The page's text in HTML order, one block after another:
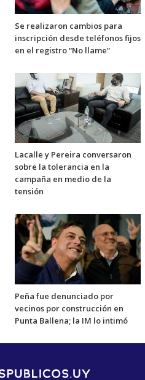
Se realizaron cambios para
inscripción desde teléfonos fijos
en el registro “No llame”
Lacalle y Pereira conversaron
sobre la tolerancia en la
campaña en medio de la
tensión
Peña fue denunciado por
vecinos por construcción en
Punta Ballena; la IM lo intimó